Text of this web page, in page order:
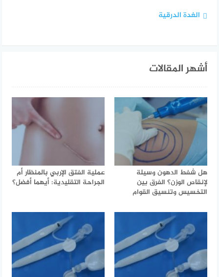
الغدة الدرقية
أشهر المقالات
هل شفط الدهون وسيلة
لإنقاص الوزن؟ الفرق بين
التخسيس وتنسيق القوام
عملية الفتق الإربي بالمنظار أم
الجراحة التقليدية: أيهما أفضل؟